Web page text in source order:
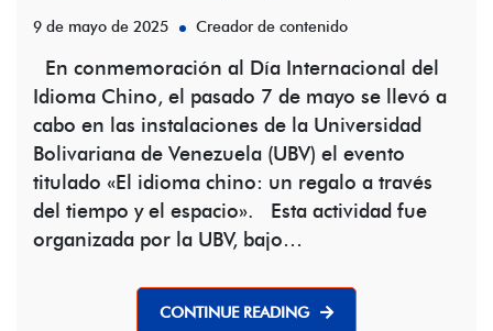
9 de mayo de 2025 Creador de contenido
En conmemoración al Día Internacional del
Idioma Chino, el pasado 7 de mayo se llevó a
cabo en las instalaciones de la Universidad
Bolivariana de Venezuela (UBV) el evento
titulado «El idioma chino: un regalo a través
del tiempo y el espacio». Esta actividad fue
organizada por la UBV, bajo…
CONTINUE READING